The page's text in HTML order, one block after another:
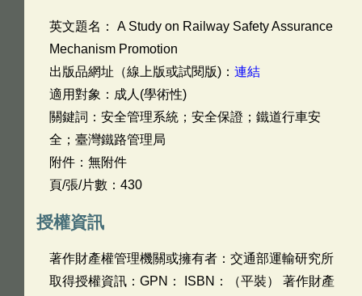
英文題名：
A Study on Railway Safety Assurance
Mechanism Promotion
出版品網址（線上版或試閱版)： 連結
適用對象：成人(學術性)
關鍵詞：安全管理系統；安全保證；鐵道行車安
全；臺灣鐵路管理局
附件：無附件
頁/張/片數：430
授權資訊
著作財產權管理機關或擁有者：交通部運輸研究所
取得授權資訊：GPN： ISBN：（平裝） 著作財產